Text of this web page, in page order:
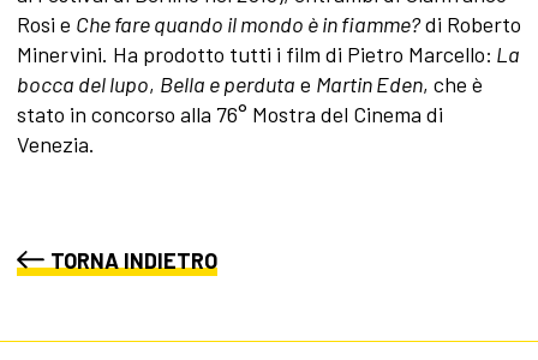
Rosi e Che fare quando il mondo è in fiamme?di Roberto
Minervini. Ha prodotto tutti i film di Pietro Marcello: La
bocca del lupo, Bella e perduta e Martin Eden, che è
stato in concorso alla 76° Mostra del Cinema di
Venezia.
TORNA INDIETRO